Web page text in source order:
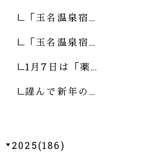
「玉名温泉宿…
「玉名温泉宿…
1月7日は「薬…
謹んで新年の…
2025(186)